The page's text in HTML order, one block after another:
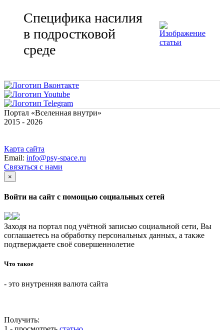
Специфика насилия
в подростковой
среде
Портал «Вселенная внутри»
2015 - 2026
Карта сайта
Email: info@psy-space.ru
Связаться с нами
×
Войти на сайт с помощью социальных сетей
Заходя на портал под учётной записью социальной сети, Вы
соглашаетесь на обработку персональных данных, а также
подтверждаете своё совершеннолетие
Что такое
- это внутренняя валюта сайта
Получить: